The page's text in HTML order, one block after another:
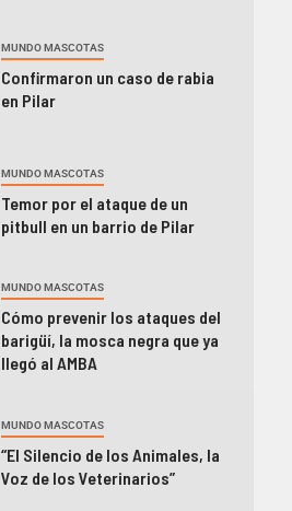
MUNDO MASCOTAS
Confirmaron un caso de rabia
en Pilar
MUNDO MASCOTAS
Temor por el ataque de un
pitbull en un barrio de Pilar
MUNDO MASCOTAS
Cómo prevenir los ataques del
barigüí, la mosca negra que ya
llegó al AMBA
MUNDO MASCOTAS
“El Silencio de los Animales, la
Voz de los Veterinarios”